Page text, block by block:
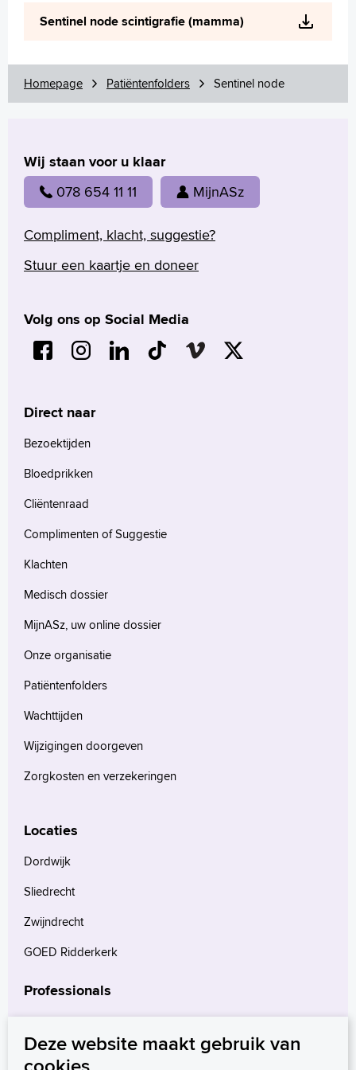
Language
Zoeken
Français
Polski
Türkçe
Arabisch
Sentinel node scintigrafie (mamma)
Homepage Patiëntenfolders Sentinel node
Wij staan voor u klaar
078 654 11 11 MijnASz
Compliment, klacht, suggestie?
Stuur een kaartje en doneer
Volg ons op Social Media
Direct naar
Bezoektijden
Bloedprikken
Cliëntenraad
Complimenten of Suggestie
Klachten
Medisch dossier
MijnASz, uw online dossier
Onze organisatie
Patiëntenfolders
Wachttijden
Wijzigingen doorgeven
Zorgkosten en verzekeringen
Locaties
Dordwijk
Sliedrecht
Zwijndrecht
GOED Ridderkerk
Professionals
Verwijzers
Wetenschappelijk onderzoek
Deze website maakt gebruik van